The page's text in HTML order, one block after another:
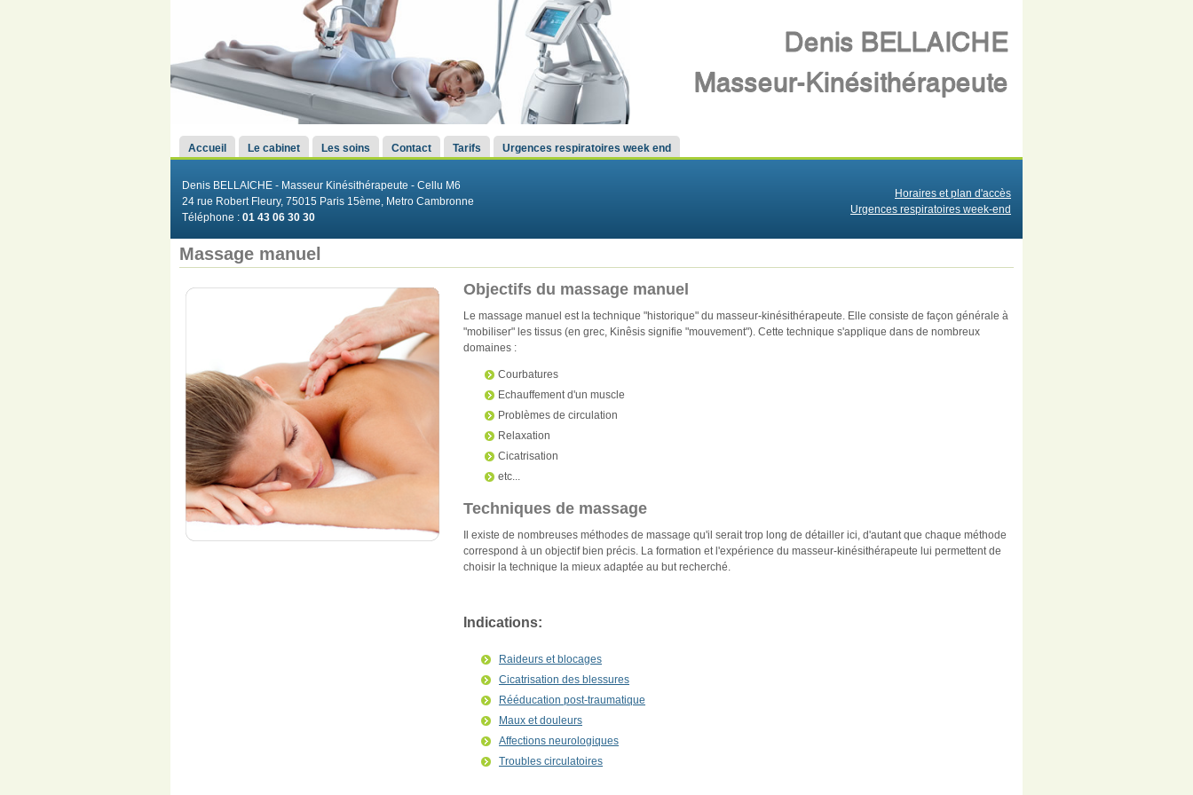
Menu principal
Accueil Le cabinet Les soins Contact Tarifs Urgences respiratoires week end
Denis BELLAICHE - Masseur Kinésithérapeute - Cellu M6
24 rue Robert Fleury, 75015 Paris 15ème, Metro Cambronne
Téléphone : 01 43 06 30 30
Horaires et plan d'accès
Urgences respiratoires week-end
Massage manuel
Objectifs du massage manuel
Le massage manuel est la technique "historique" du masseur-kinésithérapeute. Elle consiste de façon générale à
"mobiliser" les tissus (en grec, Kinêsis signifie "mouvement"). Cette technique s'applique dans de nombreux
domaines :
Courbatures
Echauffement d'un muscle
Problèmes de circulation
Relaxation
Cicatrisation
etc...
Techniques de massage
Il existe de nombreuses méthodes de massage qu'il serait trop long de détailler ici, d'autant que chaque méthode
correspond à un objectif bien précis. La formation et l'expérience du masseur-kinésithérapeute lui permettent de
choisir la technique la mieux adaptée au but recherché.
Indications:
Raideurs et blocages
Cicatrisation des blessures
Rééducation post-traumatique
Maux et douleurs
Affections neurologiques
Troubles circulatoires